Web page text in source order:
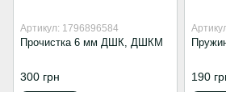
Артикул: 1796896584
Прочистка 6 мм ДШК, ДШКМ
300 грн 190